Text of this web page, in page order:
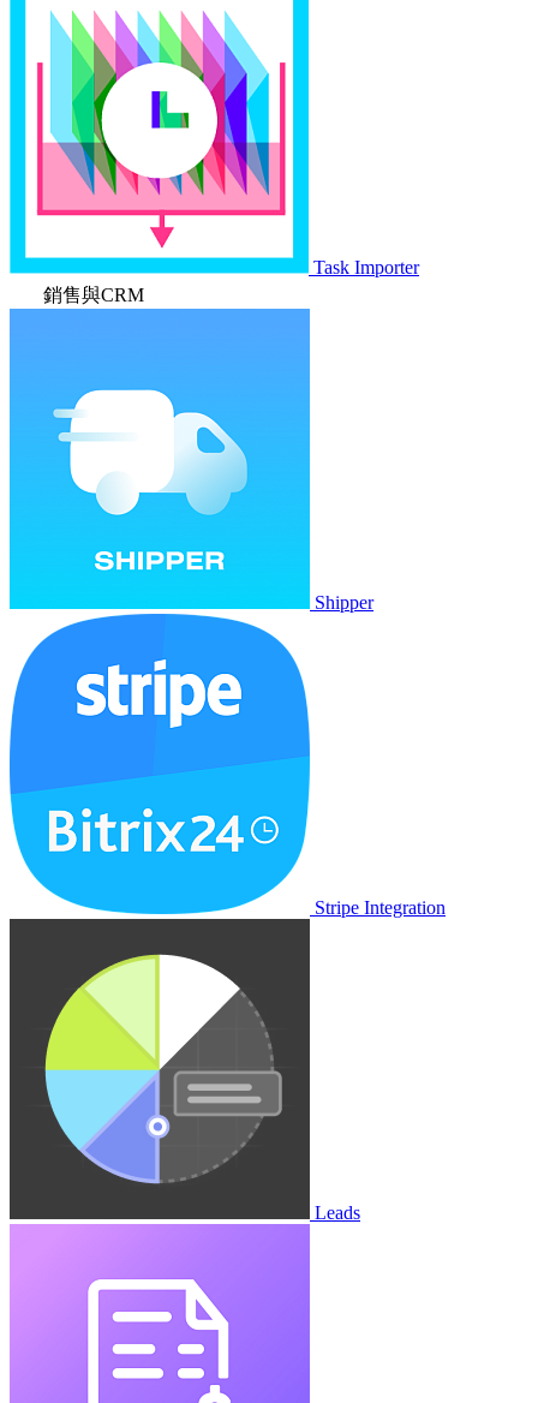
Task Importer
銷售與CRM
Shipper
Stripe Integration
Leads